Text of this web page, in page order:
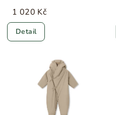
1 020 Kč
Detail